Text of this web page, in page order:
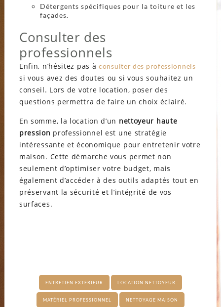
Détergents spécifiques pour la toiture et les
façades.
Consulter des
professionnels
Enfin, n’hésitez pas àconsulter des professionnels
si vous avez des doutes ou si vous souhaitez un
conseil. Lors de votre location, poser des
questions permettra de faire un choix éclairé.
En somme, la location d’un nettoyeur haute
pression professionnel est une stratégie
intéressante et économique pour entretenir votre
maison. Cette démarche vous permet non
seulement d’optimiser votre budget, mais
également d’accéder à des outils adaptés tout en
préservant la sécurité et l’intégrité de vos
surfaces.
ENTRETIEN EXTÉRIEUR LOCATION NETTOYEUR
MATÉRIEL PROFESSIONNEL NETTOYAGE MAISON